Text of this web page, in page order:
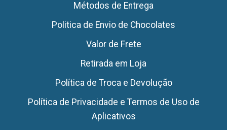
Métodos de Entrega
Politica de Envio de Chocolates
Valor de Frete
Retirada em Loja
Política de Troca e Devolução
Política de Privacidade e Termos de Uso de
Aplicativos